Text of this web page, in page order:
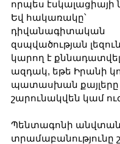
որպես
Եվ հակառակը՝
դիվանագիտական
զսպվածության
կարող է քննադատվել
ազդակ, եթե Իրանի
պատասխան քայլերը
շարունակվեն կամ
Պենտագոնի
տրամաբանությունը